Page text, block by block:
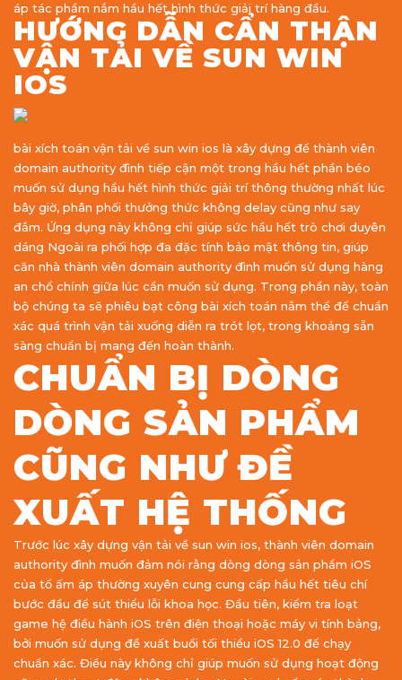
áp tác phẩm nắm hầu hết hình thức giải trí hàng đầu.
HƯỚNG DẪN CẨN THẬN
VẬN TẢI VỀ SUN WIN
IOS
bài xích toán vận tải về sun win ios là xây dựng để thành viên
domain authority đình tiếp cận một trong hầu hết phần béo
muốn sử dụng hầu hết hình thức giải trí thông thường nhất lúc
bây giờ, phân phối thưởng thức không delay cũng như say
đắm. Ứng dụng này không chỉ giúp sức hầu hết trò chơi duyên
dáng Ngoài ra phối hợp đa đặc tính bảo mật thông tin, giúp
căn nhà thành viên domain authority đình muốn sử dụng hàng
an chổ chính giữa lúc cần muốn sử dụng. Trong phần này, toàn
bộ chúng ta sẽ phiêu bạt công bài xích toán nắm thể để chuẩn
xác quá trình vận tải xuống diễn ra trót lọt, trong khoảng sẵn
sàng chuẩn bị mang đến hoàn thành.
CHUẨN BỊ DÒNG
DÒNG SẢN PHẨM
CŨNG NHƯ ĐỀ
XUẤT HỆ THỐNG
Trước lúc xây dựng vận tải về sun win ios, thành viên domain
authority đình muốn đảm nói rằng dòng dòng sản phẩm iOS
của tổ ấm áp thường xuyên cung cung cấp hầu hết tiêu chí
bước đầu để sút thiểu lỗi khoa học. Đầu tiên, kiểm tra loạt
game hệ điều hành iOS trên điện thoại hoặc máy vi tính bảng,
bởi muốn sử dụng đề xuất buổi tối thiểu iOS 12.0 để chạy
chuẩn xác. Điều này không chỉ giúp muốn sử dụng hoạt động